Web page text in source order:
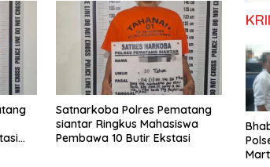
Satnarkoba Polres Pematang
siantar Ringkus Mahasiswa
Pembawa 10 Butir Ekstasi